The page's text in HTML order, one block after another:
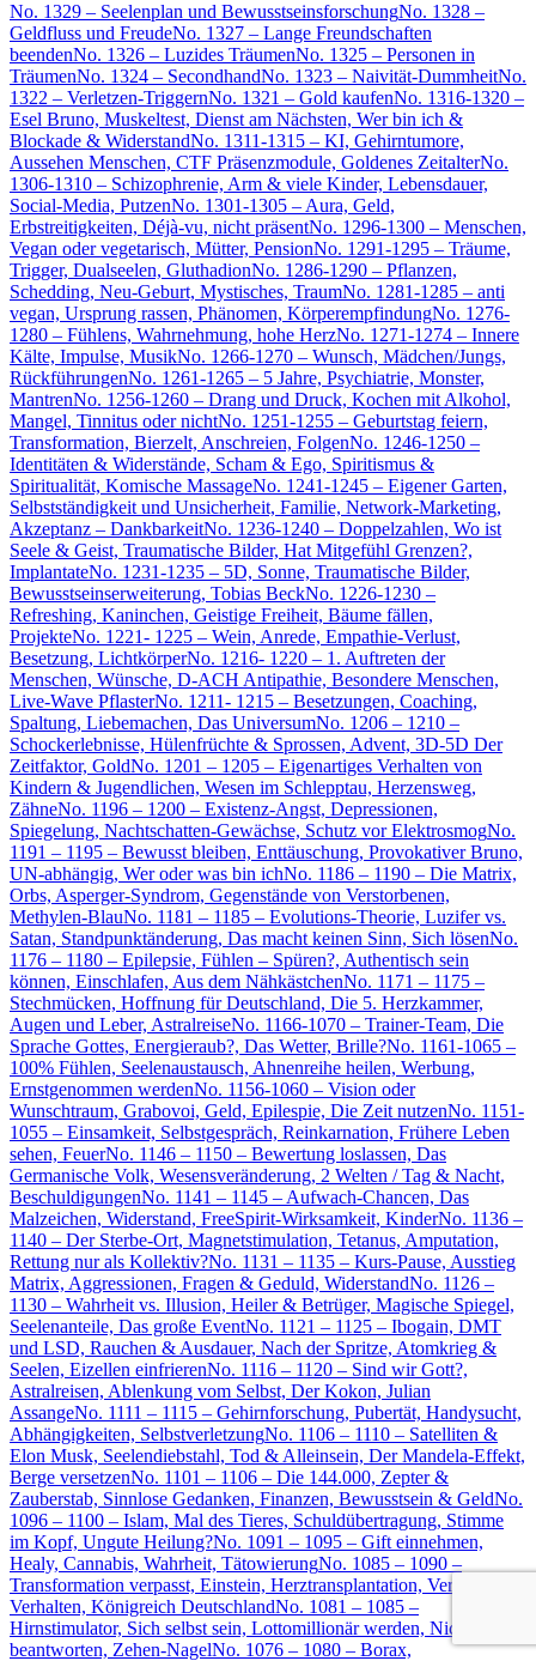
No. 1329 – Seelenplan und BewusstseinsforschungNo. 1328 –
Geldfluss und FreudeNo. 1327 – Lange Freundschaften
beendenNo. 1326 – Luzides TräumenNo. 1325 – Personen in
TräumenNo. 1324 – SecondhandNo. 1323 – Naivität-DummheitNo.
1322 – Verletzen-TriggernNo. 1321 – Gold kaufenNo. 1316-1320 –
Esel Bruno, Muskeltest, Dienst am Nächsten, Wer bin ich &
Blockade & WiderstandNo. 1311-1315 – KI, Gehirntumore,
Aussehen Menschen, CTF Präsenzmodule, Goldenes ZeitalterNo.
1306-1310 – Schizophrenie, Arm & viele Kinder, Lebensdauer,
Social-Media, PutzenNo. 1301-1305 – Aura, Geld,
Erbstreitigkeiten, Déjà-vu, nicht präsentNo. 1296-1300 – Menschen,
Vegan oder vegetarisch, Mütter, PensionNo. 1291-1295 – Träume,
Trigger, Dualseelen, GluthadionNo. 1286-1290 – Pflanzen,
Schedding, Neu-Geburt, Mystisches, TraumNo. 1281-1285 – anti
vegan, Ursprung rassen, Phänomen, KörperempfindungNo. 1276-
1280 – Fühlens, Wahrnehmung, hohe HerzNo. 1271-1274 – Innere
Kälte, Impulse, MusikNo. 1266-1270 – Wunsch, Mädchen/Jungs,
RückführungenNo. 1261-1265 – 5 Jahre, Psychiatrie, Monster,
MantrenNo. 1256-1260 – Drang und Druck, Kochen mit Alkohol,
Mangel, Tinnitus oder nichtNo. 1251-1255 – Geburtstag feiern,
Transformation, Bierzelt, Anschreien, FolgenNo. 1246-1250 –
Identitäten & Widerstände, Scham & Ego, Spiritismus &
Spiritualität, Komische MassageNo. 1241-1245 – Eigener Garten,
Selbstständigkeit und Unsicherheit, Familie, Network-Marketing,
Akzeptanz – DankbarkeitNo. 1236-1240 – Doppelzahlen, Wo ist
Seele & Geist, Traumatische Bilder, Hat Mitgefühl Grenzen?,
ImplantateNo. 1231-1235 – 5D, Sonne, Traumatische Bilder,
Bewusstseinserweiterung, Tobias BeckNo. 1226-1230 –
Refreshing, Kaninchen, Geistige Freiheit, Bäume fällen,
ProjekteNo. 1221- 1225 – Wein, Anrede, Empathie-Verlust,
Besetzung, LichtkörperNo. 1216- 1220 – 1. Auftreten der
Menschen, Wünsche, D-ACH Antipathie, Besondere Menschen,
Live-Wave PflasterNo. 1211- 1215 – Besetzungen, Coaching,
Spaltung, Liebemachen, Das UniversumNo. 1206 – 1210 –
Schockerlebnisse, Hülenfrüchte & Sprossen, Advent, 3D-5D Der
Zeitfaktor, GoldNo. 1201 – 1205 – Eigenartiges Verhalten von
Kindern & Jugendlichen, Wesen im Schlepptau, Herzensweg,
ZähneNo. 1196 – 1200 – Existenz-Angst, Depressionen,
Spiegelung, Nachtschatten-Gewächse, Schutz vor ElektrosmogNo.
1191 – 1195 – Bewusst bleiben, Enttäuschung, Provokativer Bruno,
UN-abhängig, Wer oder was bin ichNo. 1186 – 1190 – Die Matrix,
Orbs, Asperger-Syndrom, Gegenstände von Verstorbenen,
Methylen-BlauNo. 1181 – 1185 – Evolutions-Theorie, Luzifer vs.
Satan, Standpunktänderung, Das macht keinen Sinn, Sich lösenNo.
1176 – 1180 – Epilepsie, Fühlen – Spüren?, Authentisch sein
können, Einschlafen, Aus dem NähkästchenNo. 1171 – 1175 –
Stechmücken, Hoffnung für Deutschland, Die 5. Herzkammer,
Augen und Leber, AstralreiseNo. 1166-1070 – Trainer-Team, Die
Sprache Gottes, Energieraub?, Das Wetter, Brille?No. 1161-1065 –
100% Fühlen, Seelenaustausch, Ahnenreihe heilen, Werbung,
Ernstgenommen werdenNo. 1156-1060 – Vision oder
Wunschtraum, Grabovoi, Geld, Epilespie, Die Zeit nutzenNo. 1151-
1055 – Einsamkeit, Selbstgespräch, Reinkarnation, Frühere Leben
sehen, FeuerNo. 1146 – 1150 – Bewertung loslassen, Das
Germanische Volk, Wesensveränderung, 2 Welten / Tag & Nacht,
BeschuldigungenNo. 1141 – 1145 – Aufwach-Chancen, Das
Malzeichen, Widerstand, FreeSpirit-Wirksamkeit, KinderNo. 1136 –
1140 – Der Sterbe-Ort, Magnetstimulation, Tetanus, Amputation,
Rettung nur als Kollektiv?No. 1131 – 1135 – Kurs-Pause, Ausstieg
Matrix, Aggressionen, Fragen & Geduld, WiderstandNo. 1126 –
1130 – Wahrheit vs. Illusion, Heiler & Betrüger, Magische Spiegel,
Seelenanteile, Das große EventNo. 1121 – 1125 – Ibogain, DMT
und LSD, Rauchen & Ausdauer, Nach der Spritze, Atomkrieg &
Seelen, Eizellen einfrierenNo. 1116 – 1120 – Sind wir Gott?,
Astralreisen, Ablenkung vom Selbst, Der Kokon, Julian
AssangeNo. 1111 – 1115 – Gehirnforschung, Pubertät, Handysucht,
Abhängigkeiten, SelbstverletzungNo. 1106 – 1110 – Satelliten &
Elon Musk, Seelendiebstahl, Tod & Alleinsein, Der Mandela-Effekt,
Berge versetzenNo. 1101 – 1106 – Die 144.000, Zepter &
Zauberstab, Sinnlose Gedanken, Finanzen, Bewusstsein & GeldNo.
1096 – 1100 – Islam, Mal des Tieres, Schuldübertragung, Stimme
im Kopf, Ungute Heilung?No. 1091 – 1095 – Gift einnehmen,
Healy, Cannabis, Wahrheit, TätowierungNo. 1085 – 1090 –
Transformation verpasst, Einstein, Herztransplantation, Verletzendes
Verhalten, Königreich DeutschlandNo. 1081 – 1085 –
Hirnstimulator, Sich selbst sein, Lottomillionär werden, Nicht
beantworten, Zehen-NagelNo. 1076 – 1080 – Borax,